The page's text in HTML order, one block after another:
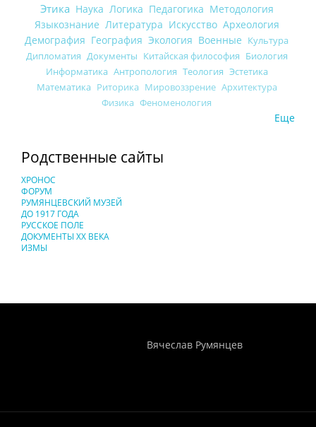
Этика Наука Логика Педагогика Методология
Языкознание Литература Искусство Археология
Демография География Экология Военные Культура
Дипломатия Документы Китайская философия Биология
Информатика Антропология Теология Эстетика
Математика Риторика Мировоззрение Архитектура
Физика Феноменология
Еще
Родственные сайты
ХРОНОС
ФОРУМ
РУМЯНЦЕВСКИЙ МУЗЕЙ
ДО 1917 ГОДА
РУССКОЕ ПОЛЕ
ДОКУМЕНТЫ XX ВЕКА
ИЗМЫ
Вячеслав Румянцев